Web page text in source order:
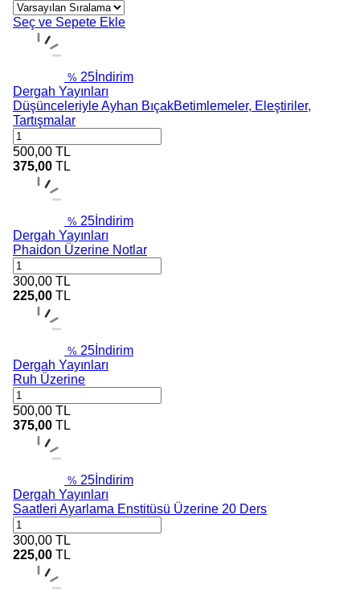
Seç ve Sepete Ekle
% 25 İndirim
Dergah Yayınları
Düşünceleriyle Ayhan BıçakBetimlemeler, Eleştiriler,
Tartışmalar
500,00 TL
375,00 TL
% 25 İndirim
Dergah Yayınları
Phaidon Üzerine Notlar
300,00 TL
225,00 TL
% 25 İndirim
Dergah Yayınları
Ruh Üzerine
500,00 TL
375,00 TL
% 25 İndirim
Dergah Yayınları
Saatleri Ayarlama Enstitüsü Üzerine 20 Ders
300,00 TL
225,00 TL